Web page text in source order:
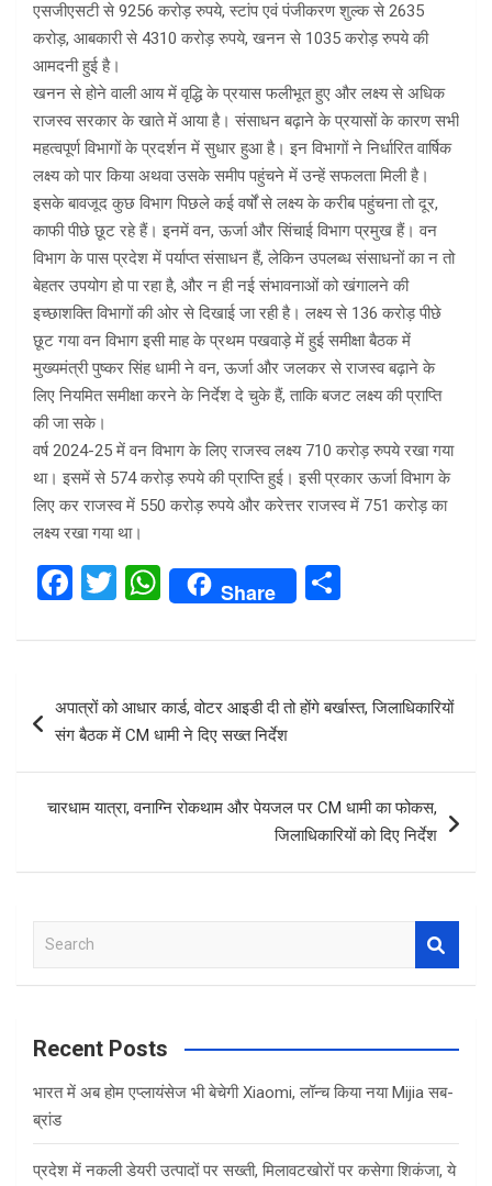
एसजीएसटी से 9256 करोड़ रुपये, स्टांप एवं पंजीकरण शुल्क से 2635
करोड़, आबकारी से 4310 करोड़ रुपये, खनन से 1035 करोड़ रुपये की
आमदनी हुई है।
खनन से होने वाली आय में वृद्धि के प्रयास फलीभूत हुए और लक्ष्य से अधिक
राजस्व सरकार के खाते में आया है। संसाधन बढ़ाने के प्रयासों के कारण सभी
महत्वपूर्ण विभागों के प्रदर्शन में सुधार हुआ है। इन विभागों ने निर्धारित वार्षिक
लक्ष्य को पार किया अथवा उसके समीप पहुंचने में उन्हें सफलता मिली है।
इसके बावजूद कुछ विभाग पिछले कई वर्षों से लक्ष्य के करीब पहुंचना तो दूर,
काफी पीछे छूट रहे हैं। इनमें वन, ऊर्जा और सिंचाई विभाग प्रमुख हैं। वन
विभाग के पास प्रदेश में पर्याप्त संसाधन हैं, लेकिन उपलब्ध संसाधनों का न तो
बेहतर उपयोग हो पा रहा है, और न ही नई संभावनाओं को खंगालने की
इच्छाशक्ति विभागों की ओर से दिखाई जा रही है। लक्ष्य से 136 करोड़ पीछे
छूट गया वन विभाग इसी माह के प्रथम पखवाड़े में हुई समीक्षा बैठक में
मुख्यमंत्री पुष्कर सिंह धामी ने वन, ऊर्जा और जलकर से राजस्व बढ़ाने के
लिए नियमित समीक्षा करने के निर्देश दे चुके हैं, ताकि बजट लक्ष्य की प्राप्ति
की जा सके।
वर्ष 2024-25 में वन विभाग के लिए राजस्व लक्ष्य 710 करोड़ रुपये रखा गया
था। इसमें से 574 करोड़ रुपये की प्राप्ति हुई। इसी प्रकार ऊर्जा विभाग के
लिए कर राजस्व में 550 करोड़ रुपये और करेत्तर राजस्व में 751 करोड़ का
लक्ष्य रखा गया था।
F
ce
o
k
T
tt
W
h
at
A
p
Share
ar
e
navigation
अपात्रों को आधार कार्ड, वोटर आइडी दी तो होंगे बर्खास्त, जिलाधिकारियों
संग बैठक में CM धामी ने दिए सख्त निर्देश
चारधाम यात्रा, वनाग्नि रोकथाम और पेयजल पर CM धामी का फोकस,
जिलाधिकारियों को दिए निर्देश
a
c
Recent Posts
भारत में अब होम एप्लायंसेज भी बेचेगी Xiaomi, लॉन्च किया नया Mijia सब-
ब्रांड
प्रदेश में नकली डेयरी उत्पादों पर सख्ती, मिलावटखोरों पर कसेगा शिकंजा, ये